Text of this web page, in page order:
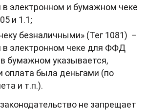
в электронном и бумажном чеке
и 1.1;
безналичными» (Тег 1081) –
в электронном чеке для ФФД
в бумажном указывается,
оплата была деньгами (по
и т.п.).
не запрещает